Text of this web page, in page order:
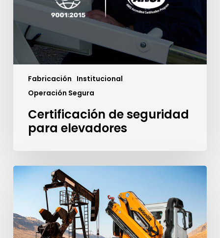
Fabricación Institucional
Operación Segura
Certificación de seguridad
para elevadores
Grúas